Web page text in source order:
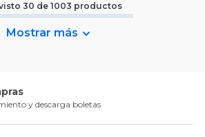
30 de 1003 productos
Mostrar más
y descarga boletas